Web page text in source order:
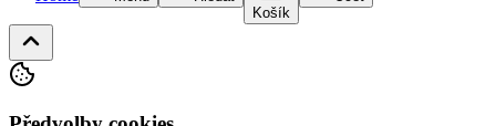
Košík